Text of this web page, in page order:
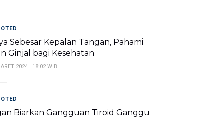
Sebesar Kepalan Tangan, Pahami
Ginjal bagi Kesehatan
2024 | 18:02 WIB
Biarkan Gangguan Tiroid Ganggu